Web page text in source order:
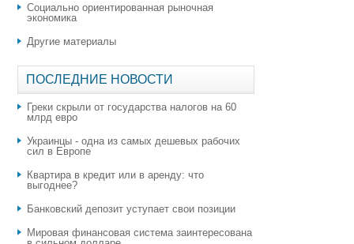
Социально ориентированная рыночная
экономика
Другие материалы
ПОСЛЕДНИЕ НОВОСТИ
Греки скрыли от государства налогов на 60
млрд евро
Украинцы - одна из самых дешевых рабочих
сил в Европе
Квартира в кредит или в аренду: что
выгоднее?
​Банковский депозит уступает свои позиции
Мировая финансовая система заинтересована